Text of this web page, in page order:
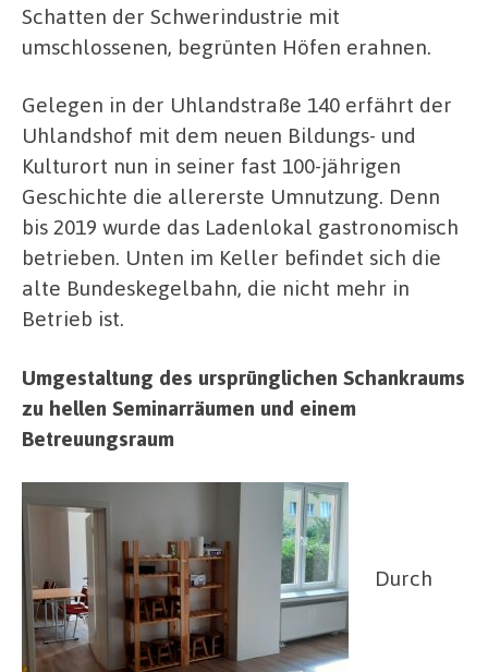
Schatten der Schwerindustrie mit
umschlossenen, begrünten Höfen erahnen.
Gelegen in der Uhlandstraße 140 erfährt der
Uhlandshof mit dem neuen Bildungs- und
Kulturort nun in seiner fast 100-jährigen
Geschichte die allererste Umnutzung. Denn
bis 2019 wurde das Ladenlokal gastronomisch
betrieben. Unten im Keller befindet sich die
alte Bundeskegelbahn, die nicht mehr in
Betrieb ist.
Umgestaltung des ursprünglichen Schankraums
zu hellen Seminarräumen und einem
Betreuungsraum
Durch